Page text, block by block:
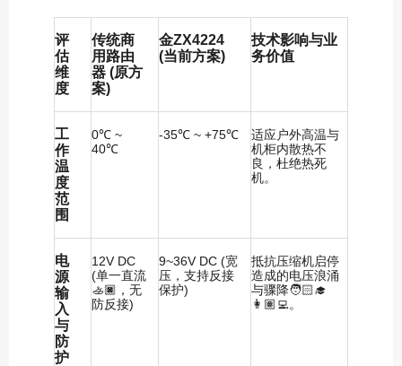
评
估
维
度
传统商
用路由
器 (原方
案)
金ZX4224
(当前方案)
技术影响与业
务价值
工
作
温
度
范
围
0℃ ~
40℃
-35℃ ~ +75℃
适应户外高温与
机柜内散热不
良，杜绝热死
机。
电
源
输
入
与
防
护
12V DC
(单一直流
🚣🏿，无
防反接)
9~36V DC (宽
压，支持反接
保护)
抵抗压缩机启停
造成的电压浪涌
与骤降🧑🏻‍🎓
👩🏽‍💻。